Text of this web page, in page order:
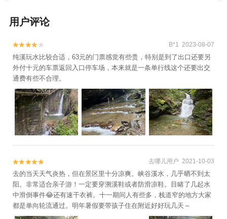
用户评论

 B*1 2023-08-07
纯溪玩水比较合适，63元的门票感觉有些贵，特别是到了出口还要另
外付十元的车票返回入口停车场，本来就是一条单行线这个还要出交
通费有些不合理。

 去哪儿用户 2021-10-03
去的当天天气炎热，但在景区里十分凉爽。峡谷溪水，几乎晒不到太
阳。非常适合亲子游！一定要穿溯溪鞋或者防滑凉鞋。目睹了几起水
中滑倒事件😂还有速干衣裤。十一期间人有些多，栈道窄的地方大家
都是单向轮流通过。明年暑假要带孩子住在附近好好玩几天～